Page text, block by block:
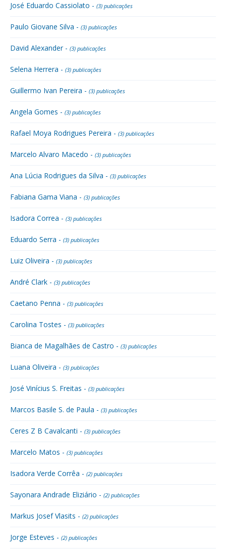
José Eduardo Cassiolato - (3) publicações
Paulo Giovane Silva - (3) publicações
David Alexander - (3) publicações
Selena Herrera - (3) publicações
Guillermo Ivan Pereira - (3) publicações
Angela Gomes - (3) publicações
Rafael Moya Rodrigues Pereira - (3) publicações
Marcelo Alvaro Macedo - (3) publicações
Ana Lúcia Rodrigues da Silva - (3) publicações
Fabiana Gama Viana - (3) publicações
Isadora Correa - (3) publicações
Eduardo Serra - (3) publicações
Luiz Oliveira - (3) publicações
André Clark - (3) publicações
Caetano Penna - (3) publicações
Carolina Tostes - (3) publicações
Bianca de Magalhães de Castro - (3) publicações
Luana Oliveira - (3) publicações
José Vinícius S. Freitas - (3) publicações
Marcos Basile S. de Paula - (3) publicações
Ceres Z B Cavalcanti - (3) publicações
Marcelo Matos - (3) publicações
Isadora Verde Corrêa - (2) publicações
Sayonara Andrade Eliziário - (2) publicações
Markus Josef Vlasits - (2) publicações
Jorge Esteves - (2) publicações